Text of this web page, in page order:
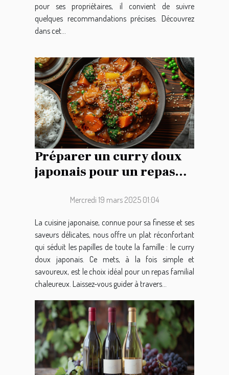
pour ses propriétaires, il convient de suivre
quelques recommandations précises. Découvrez
dans cet...
Préparer un curry doux
japonais pour un repas
Mercredi 19 mars 2025 01:04
La cuisine japonaise, connue pour sa finesse et ses
saveurs délicates, nous offre un plat réconfortant
qui séduit les papilles de toute la famille : le curry
doux japonais. Ce mets, à la fois simple et
savoureux, est le choix idéal pour un repas familial
chaleureux. Laissez-vous guider à travers...